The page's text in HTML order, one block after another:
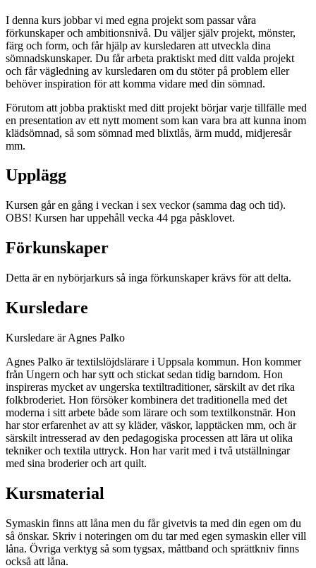
I denna kurs jobbar vi med egna projekt som passar våra
förkunskaper och ambitionsnivå. Du väljer själv projekt, mönster,
färg och form, och får hjälp av kursledaren att utveckla dina
sömnadskunskaper. Du får arbeta praktiskt med ditt valda projekt
och får vägledning av kursledaren om du stöter på problem eller
behöver inspiration för att komma vidare med din sömnad.
Förutom att jobba praktiskt med ditt projekt börjar varje tillfälle med
en presentation av ett nytt moment som kan vara bra att kunna inom
klädsömnad, så som sömnad med blixtlås, ärm mudd, midjeresår
mm.
Upplägg
Kursen går en gång i veckan i sex veckor (samma dag och tid).
OBS! Kursen har uppehåll vecka 44 pga påsklovet.
Förkunskaper
Detta är en nybörjarkurs så inga förkunskaper krävs för att delta.
Kursledare
Kursledare är Agnes Palko
Agnes Palko är textilslöjdslärare i Uppsala kommun. Hon kommer
från Ungern och har sytt och stickat sedan tidig barndom. Hon
inspireras mycket av ungerska textiltraditioner, särskilt av det rika
folkbroderiet. Hon försöker kombinera det traditionella med det
moderna i sitt arbete både som lärare och som textilkonstnär. Hon
har stor erfarenhet av att sy kläder, väskor, lapptäcken mm, och är
särskilt intresserad av den pedagogiska processen att lära ut olika
tekniker och textila uttryck. Hon har varit med i två utställningar
med sina broderier och art quilt.
Kursmaterial
Symaskin finns att låna men du får givetvis ta med din egen om du
så önskar. Skriv i noteringen om du tar med egen symaskin eller vill
låna. Övriga verktyg så som tygsax, måttband och sprättkniv finns
också att låna.